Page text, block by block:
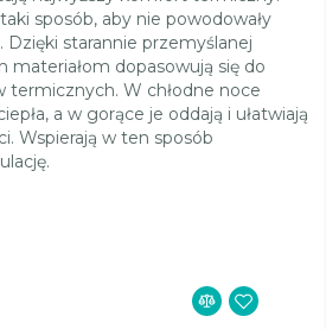
sposób, aby nie powodowały
starannie przemyślanej
materiałom dopasowują się do
termicznych. W chłodne noce
a w gorące je oddają i ułatwiają
Wspierają w ten sposób